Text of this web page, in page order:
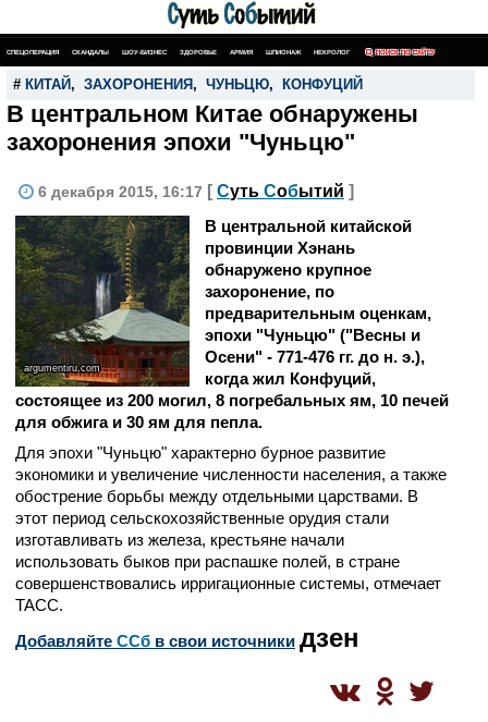
СПЕЦОПЕРАЦИЯ СКАНДАЛЫ ШОУ-БИЗНЕС ЗДОРОВЬЕ АРМИЯ ШПИОНАЖ НЕКРОЛОГ ПОИСК ПО САЙТУ
# КИТАЙ , ЗАХОРОНЕНИЯ , ЧУНЬЦЮ, КОНФУЦИЙ
В центральном Китае обнаружены
захоронения эпохи "Чуньцю"
6 декабря 2015, 16:17 [ Суть Событий ]
argumentiru.com
В центральной китайской
провинции Хэнань
обнаружено крупное
захоронение, по
предварительным оценкам,
эпохи "Чуньцю" ("Весны и
Осени" - 771-476 гг. до н. э.),
когда жил Конфуций,
состоящее из 200 могил, 8 погребальных ям, 10 печей
для обжига и 30 ям для пепла.
Для эпохи "Чуньцю" характерно бурное развитие
экономики и увеличение численности населения, а также
обострение борьбы между отдельными царствами. В
этот период сельскохозяйственные орудия стали
изготавливать из железа, крестьяне начали
использовать быков при распашке полей, в стране
совершенствовались ирригационные системы, отмечает
ТАСС.
Добавляйте CСб в свои источники дзен